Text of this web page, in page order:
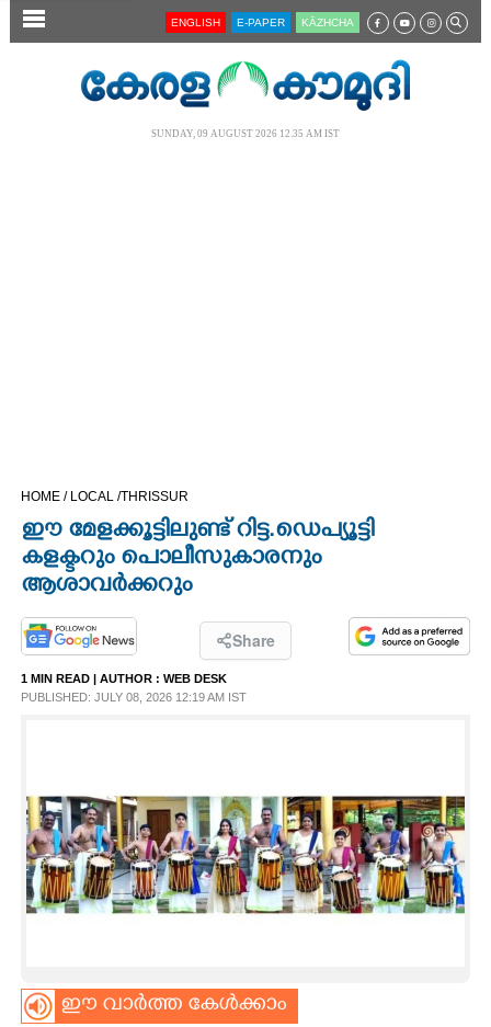
SECTIONS
OPINION
PHOTOS
LIFESTYLE
INFO+
ART
CARTOONS
ENGLISH E-PAPER KĀZHCHA
SUNDAY, 09 AUGUST 2026 12.35 AM IST
HOME / LOCAL /THRISSUR
ഈ മേളക്കൂട്ടിലുണ്ട് റിട്ട.ഡെപ്യൂട്ടി
കളക്ടറും പൊലീസുകാരനും
ആശാവർക്കറും
Share
1 MIN READ | AUTHOR : WEB DESK
PUBLISHED: JULY 08, 2026 12:19 AM IST
ഈ വാർത്ത കേൾക്കാം